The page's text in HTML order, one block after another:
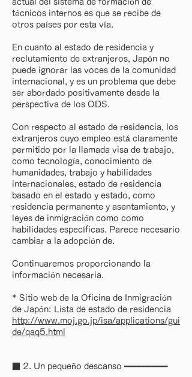
actual del sistema de formación de
técnicos internos es que se recibe de
otros países por esta vía.
En cuanto al estado de residencia y
reclutamiento de extranjeros, Japón no
puede ignorar las voces de la comunidad
internacional, y es un problema que debe
ser abordado positivamente desde la
perspectiva de los ODS.
Con respecto al estado de residencia, los
extranjeros cuyo empleo está claramente
permitido por la llamada visa de trabajo,
como tecnología, conocimiento de
humanidades, trabajo y habilidades
internacionales, estado de residencia
basado en el estado y estado, como
residencia permanente y asentamiento, y
leyes de inmigración como como
habilidades específicas. Parece necesario
cambiar a la adopción de.
Continuaremos proporcionando la
información necesaria.
* Sitio web de la Oficina de Inmigración
de Japón: Lista de estado de residencia
http://www.moj.go.jp/isa/applications/gui
de/qaq5.html
■ 2. Un pequeño descanso ━━━━━━━━━